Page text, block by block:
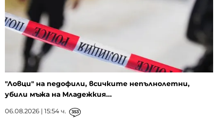
"Ловци" на педофили, всичките непълнолетни,
убили мъжа на Младежкия...
06.08.2026 | 15:54 ч. 353